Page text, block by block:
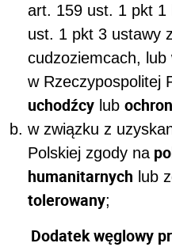
art. 159 ust. 1 pkt 1
ust. 1 pkt 3 ustawy
cudzoziemcach,
w Rzeczypospolitej
uchodźcy lub
w związku z
Polskiej zgody na
humanitarnych lub
tolerowany;
Dodatek węglowy